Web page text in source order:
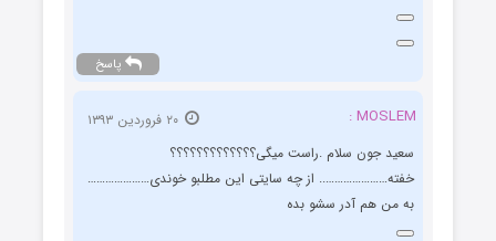
پاسخ
MOSLEM :
سعید جون سلام .راست میگی؟؟؟؟؟؟؟؟؟؟؟؟؟
خفته………………….. از چه سایتی این مطلبو خوندی…………………
به من هم آدر سشو بده